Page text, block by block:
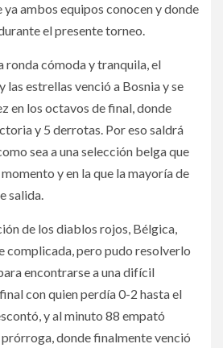
ya ambos equipos conocen y donde
el presente torneo.
ronda cómoda y tranquila, el
las estrellas venció a Bosnia y se
en los octavos de final, donde
y 5 derrotas. Por eso saldrá
sea a una selección belga que
y en la que la mayoría de
salida.
de los diablos rojos, Bélgica,
complicada, pero pudo resolverlo
encontrarse a una difícil
con quien perdía 0-2 hasta el
y al minuto 88 empató
donde finalmente venció